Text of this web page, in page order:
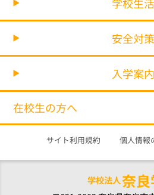
安全対策
入学案内
在校生の方へ
サイト利用規約 個人情報
学校法人奈